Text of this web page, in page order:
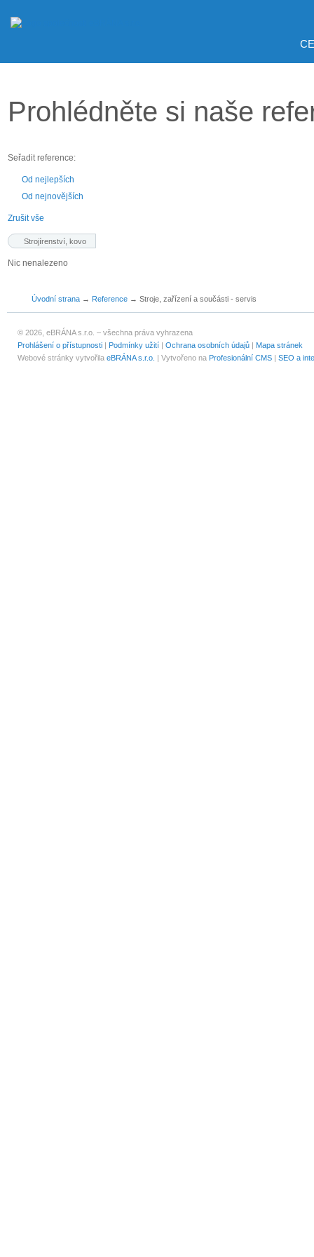
Prohlédněte si naše
Seřadit reference:
Od nejlepších
Od nejnovějších
Zrušit vše
Strojírenství, kovo
Nic nenalezeno
Úvodní strana → Reference → Stroje, zařízení a součásti - servis
© 2026, eBRÁNA s.r.o. – všechna práva vyhrazena
Prohlášení o přístupnosti | Podmínky užití | Ochrana osobních údajů | Mapa stránek
Webové stránky vytvořila eBRÁNA s.r.o. | Vytvořeno na Profesionální CMS | SEO a